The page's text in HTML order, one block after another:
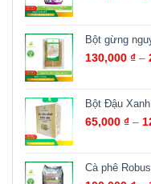
Bột gừng
130,000 ₫ –
Bột Đậu
65,000 ₫ –
Cà phê